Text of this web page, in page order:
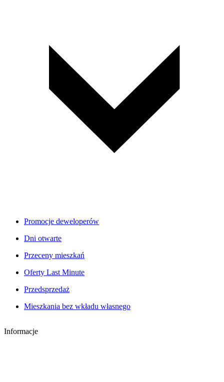
Promocje deweloperów
Dni otwarte
Przeceny mieszkań
Oferty Last Minute
Przedsprzedaż
Mieszkania bez wkładu własnego
Informacje